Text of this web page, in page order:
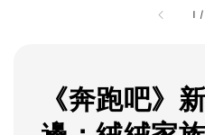
1
《奔跑吧》